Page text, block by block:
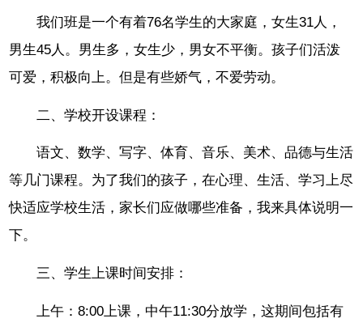
我们班是一个有着76名学生的大家庭，女生31人，
男生45人。男生多，女生少，男女不平衡。孩子们活泼
可爱，积极向上。但是有些娇气，不爱劳动。
二、学校开设课程：
语文、数学、写字、体育、音乐、美术、品德与生活
等几门课程。为了我们的孩子，在心理、生活、学习上尽
快适应学校生活，家长们应做哪些准备，我来具体说明一
下。
三、学生上课时间安排：
上午：8:00上课，中午11:30分放学，这期间包括有